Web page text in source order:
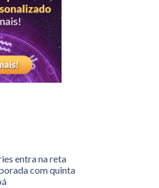
entra na reta
com quinta